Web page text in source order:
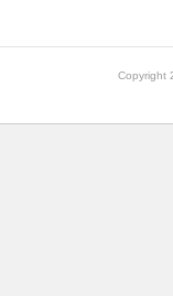
Copyright